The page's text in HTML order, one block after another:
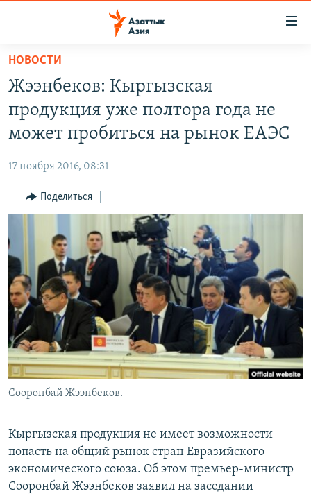
Вернуться
основному
содержанию
Вернутся
главной
навигации
Вернутся
ЦЕНТРАЛЬНАЯ АЗИЯ
ТАДЖИКИСТАН
ВОЙНА В УКРАИНЕ
ҚАЗАҚША
КЫРГЫЗЧА
ТОҶИКӢ
TÜRKMENÇE
Все сайты РСЕ/РС
НОВОСТИ
Жээнбеков: Кыргызская
продукция уже полтора года не
может пробиться на рынок ЕАЭС
17 ноября 2016, 08:31
Поделиться
Сооронбай Жээнбеков.
Кыргызская продукция не имеет возможности
попасть на общий рынок стран Евразийского
экономического союза. Об этом премьер-министр
Сооронбай Жээнбеков заявил на заседании